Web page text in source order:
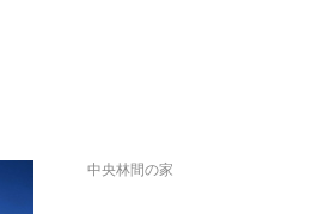
中央林間の家